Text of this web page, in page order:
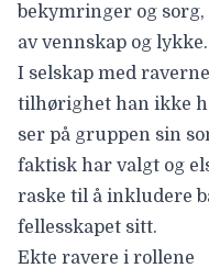
bekymringer og
av vennskap og lykke.
I selskap med
tilhørighet han ikke
ser på gruppen sin
faktisk har valgt og
raske til å inkludere
fellesskapet sitt.
Ekte ravere i rollene